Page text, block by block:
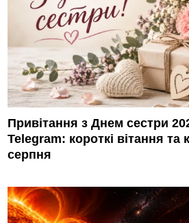
Привітання з Днем сестри
Telegram: короткі вітання та
серпня